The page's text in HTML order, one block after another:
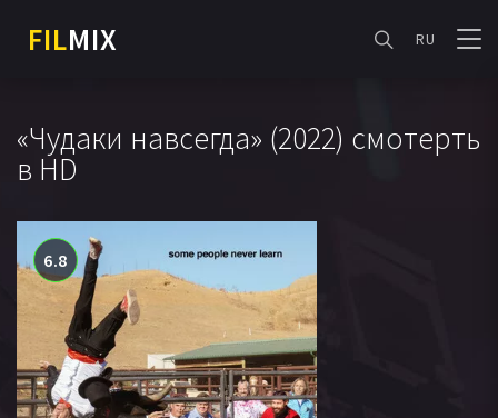
FILMIX RU
«Чудаки навсегда» (2022) смотерть
в HD
6.8